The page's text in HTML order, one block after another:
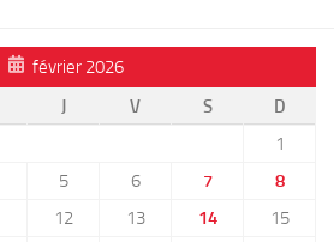
février 2026
J V S
D
1
5 6 7
8
12 13 14
15